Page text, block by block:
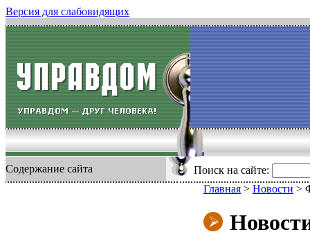
Версия для слабовидящих
Содержание сайта Поиск на сайте:
Главная > Новости >